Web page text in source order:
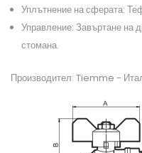
Уплътнение на сферата:
Управление: Завъртане на
стомана.
Производител: Tiemme -